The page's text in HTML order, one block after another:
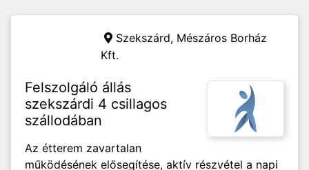
Szekszárd, Mészáros Borház
Kft.
Felszolgáló állás
szekszárdi 4 csillagos
szállodában
Az étterem zavartalan
működésének elősegítése, aktív részvétel a napi